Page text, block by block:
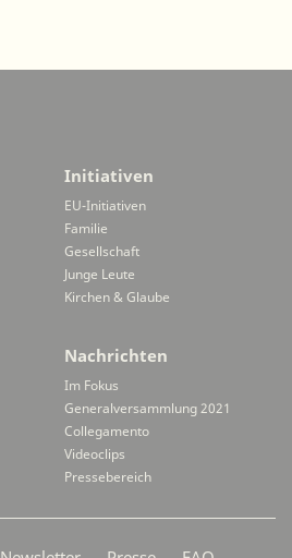
Initiativen
EU-Initiativen
Familie
Gesellschaft
Junge Leute
Kirchen & Glaube
Nachrichten
Im Fokus
Generalversammlung 2021
Collegamento
Videoclips
Pressebereich